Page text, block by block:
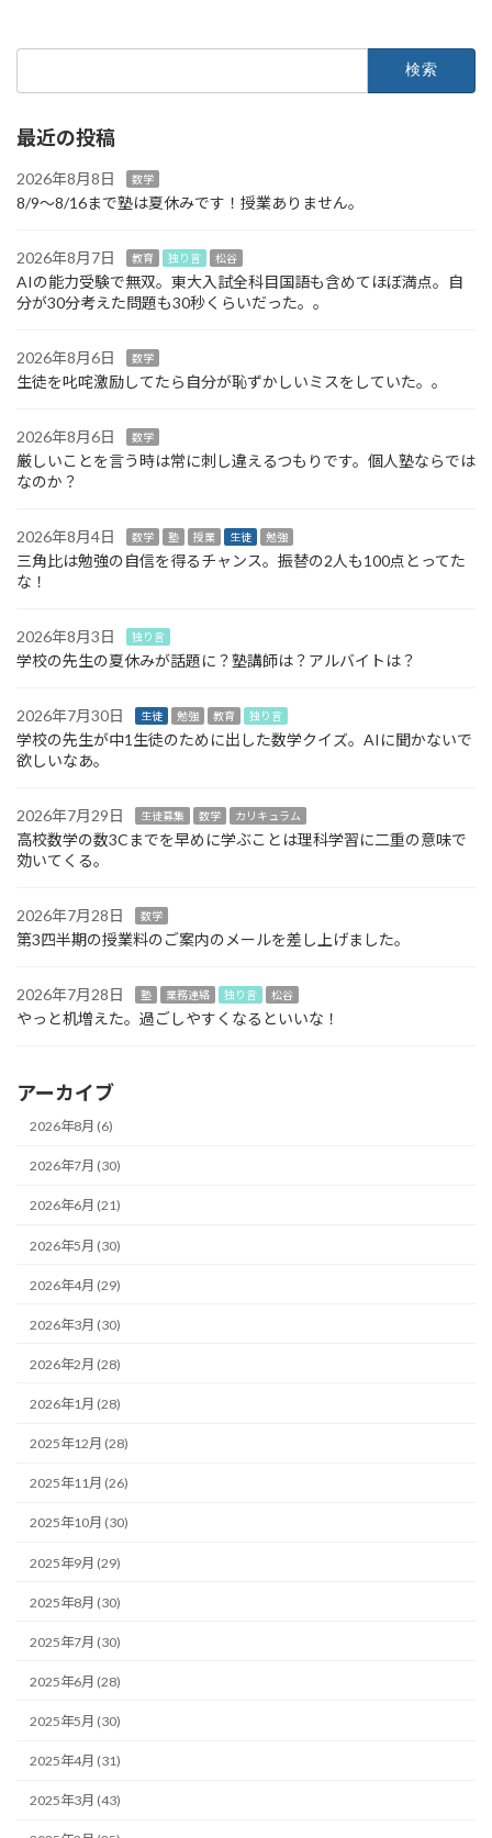
最近の投稿
2026年8月8日 数学
8/9～8/16まで塾は夏休みです！授業ありません。
2026年8月7日 教育 独り言 松谷
AIの能力受験で無双。東大入試全科目国語も含めてほぼ満点。自
分が30分考えた問題も30秒くらいだった。。
2026年8月6日 数学
生徒を叱咤激励してたら自分が恥ずかしいミスをしていた。。
2026年8月6日 数学
厳しいことを言う時は常に刺し違えるつもりです。個人塾ならでは
なのか？
2026年8月4日 数学 塾 授業 生徒 勉強
三角比は勉強の自信を得るチャンス。振替の2人も100点とってた
な！
2026年8月3日 独り言
学校の先生の夏休みが話題に？塾講師は？アルバイトは？
2026年7月30日 生徒 勉強 教育 独り言
学校の先生が中1生徒のために出した数学クイズ。AIに聞かないで
欲しいなあ。
2026年7月29日 生徒募集 数学 カリキュラム
高校数学の数3Cまでを早めに学ぶことは理科学習に二重の意味で
効いてくる。
2026年7月28日 数学
第3四半期の授業料のご案内のメールを差し上げました。
2026年7月28日 塾 業務連絡 独り言 松谷
やっと机増えた。過ごしやすくなるといいな！
アーカイブ
2026年8月 (6)
2026年7月 (30)
2026年6月 (21)
2026年5月 (30)
2026年4月 (29)
2026年3月 (30)
2026年2月 (28)
2026年1月 (28)
2025年12月 (28)
2025年11月 (26)
2025年10月 (30)
2025年9月 (29)
2025年8月 (30)
2025年7月 (30)
2025年6月 (28)
2025年5月 (30)
2025年4月 (31)
2025年3月 (43)